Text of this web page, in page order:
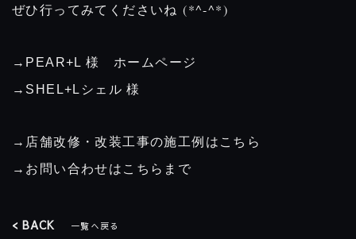
ぜひ行ってみてくださいね (*^-^*)
→PEAR+L 様 ホームページ
→SHEL+Lシェル 様
→店舗改修・改装工事の施工例はこちら
→お問い合わせはこちらまで
< BACK 一覧へ戻る